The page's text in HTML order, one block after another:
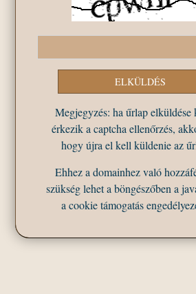
Megjegyzés: ha űrlap elküldése
érkezik a captcha ellenőrzés,
hogy újra el kell küldenie az
Ehhez a domainhez való
szükség lehet a böngészőben a
a cookie támogatás